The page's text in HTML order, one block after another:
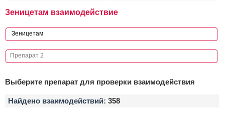
Зеницетам взаимодействие
Выберите препарат для проверки взаимодействия
Найдено взаимодействий: 358